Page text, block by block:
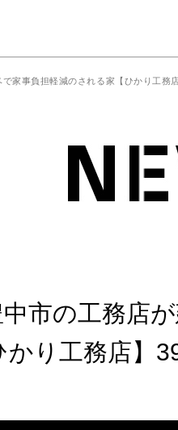
事負担軽減のされる家【ひかり工務
市の工務店
り工務店】